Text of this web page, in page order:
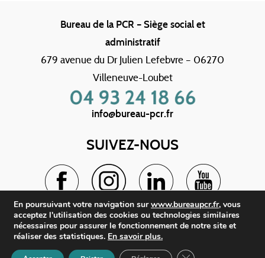
Bureau de la PCR – Siège social et
administratif
679 avenue du Dr Julien Lefebvre – 06270
Villeneuve-Loubet
info@bureau-pcr.fr
SUIVEZ-NOUS
BUREAU PCR
En poursuivant votre navigation surwww.bureaupcr.fr, vous
acceptez l'utilisation des cookies ou technologies similaires
nécessaires pour assurer le fonctionnement de notre site et
réaliser des statistiques. En savoir plus.